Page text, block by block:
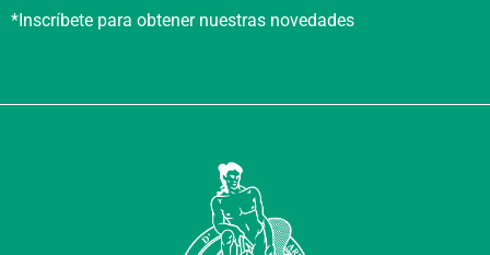
*Inscríbete para obtener nuestras novedades